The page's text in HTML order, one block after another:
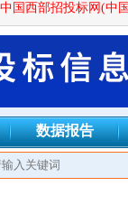
中国西部招投标网(中
数据报告
理有限公司、